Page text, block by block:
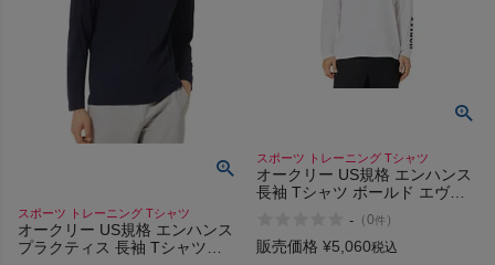
メンズカジュアルウェア
レディースカジュアルウェア
メンズスポーツウェア
スポーツシューズ
スポーツ トレーニング Tシャツ
オークリー US規格 エンハンス
プラクティス 長袖 Tシャツ
スポーツ トレーニング Tシャツ
オークリー US規格 エンハンス
長袖 Tシャツ ボールド エヴォ
OAKLEY Enhance Qd LS Tee
Bold Evo 4.0
- （0件 ）
販売価格 ¥5,060税込